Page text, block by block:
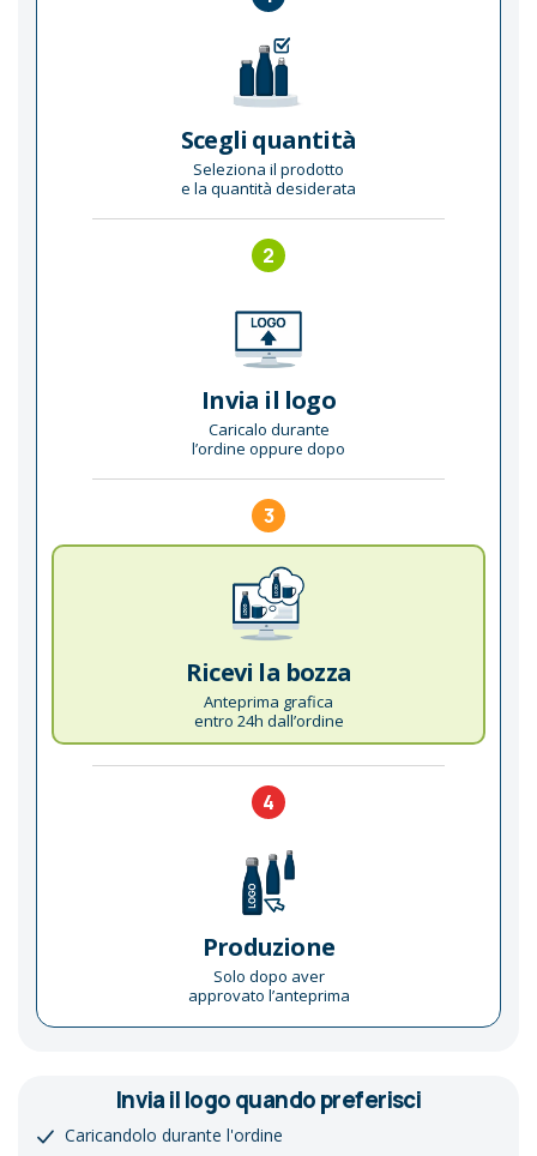
Scegli quantità
Seleziona il prodotto
e la quantità desiderata
2
Invia il logo
Caricalo durante
l’ordine oppure dopo
3
Ricevi la bozza
Anteprima grafica
entro 24h dall’ordine
4
Produzione
Solo dopo aver
approvato l’anteprima
Invia il logo quando preferisci
Caricandolo durante l'ordine